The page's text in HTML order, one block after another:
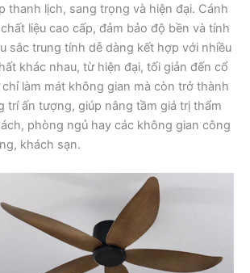
thanh lịch, sang trọng và hiện đại. Cánh
liệu cao cấp, đảm bảo độ bền và tính
sắc trung tính dễ dàng kết hợp với nhiều
khác nhau, từ hiện đại, tối giản đến cổ
làm mát không gian mà còn trở thành
trí ấn tượng, giúp nâng tầm giá trị thẩm
phòng ngủ hay các không gian công
khách sạn.